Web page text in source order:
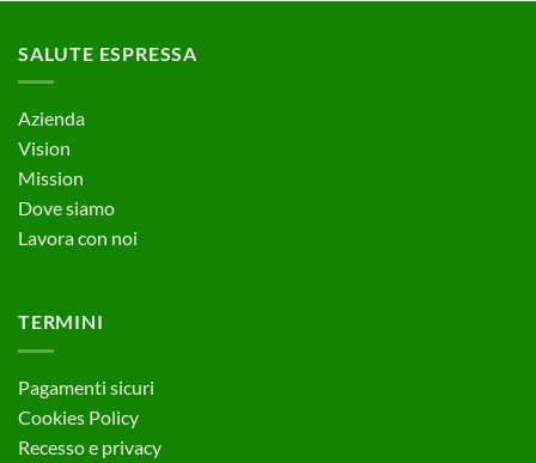
SALUTE ESPRESSA
Azienda
Vision
Mission
Dove siamo
Lavora con noi
TERMINI
Pagamenti sicuri
Cookies Policy
Recesso e privacy